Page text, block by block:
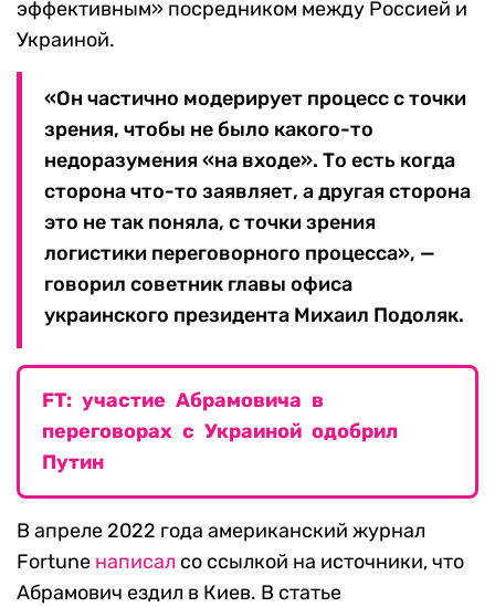
эффективным» посредником между Россией и
Украиной.
«Он частично модерирует процесс с точки
зрения, чтобы не было какого-то
недоразумения «на входе». То есть когда
сторона что-то заявляет, а другая сторона
это не так поняла, с точки зрения
логистики переговорного процесса», —
говорил советник главы офиса
украинского президента Михаил Подоляк.
FT: участие Абрамовича в
переговорах с Украиной одобрил
Путин
В апреле 2022 года американский журнал
Fortune написал со ссылкой на источники, что
Абрамович ездил в Киев. В статье